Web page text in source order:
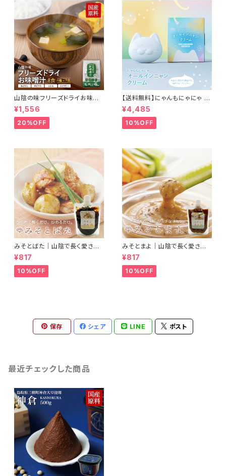
山陰の味フリーズドライお味噌
汁
¥1,556
20%OFF
【送料無料】にゃんもにゃにゃ オ
ールインニャンクリーム50g (人
間用基礎化粧品) 猫との暮らし
に寄り添ったこだわりの成分 自
然由来のオールインワンクリー
¥4,485
10%OFF
みそとばた｜山陰で長く愛され
続けている錦味噌とバターで料
理に便利なみそバターができま
した
¥817
10%OFF
みそとまよ｜山陰で長く愛され
続けている錦味噌とマヨネーズ
で、ディップするだけで濃厚リッ
チな味わいになるみそマヨがで
きました
¥817
10%OFF
保存 シェア LINE ポスト
最近チェックした商品